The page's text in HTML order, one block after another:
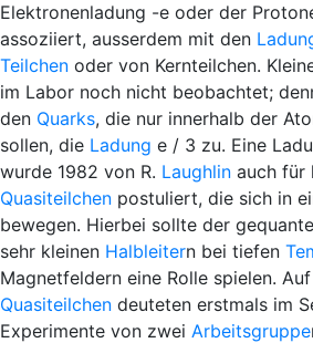
Elektronenladung -e oder der
assoziiert, ausserdem mit den
Teilchen oder von Kernteilchen.
im Labor noch nicht beobachtet;
den Quarks, die nur innerhalb der
sollen, die Ladung e / 3 zu. Eine
wurde 1982 von R. Laughlin auch für
Quasiteilchen postuliert, die sich in
bewegen. Hierbei sollte der
sehr kleinen Halbleitern bei tiefen
Magnetfeldern eine Rolle spielen.
Quasiteilchen deuteten erstmals im
Experimente von zwei Arbeitsgruppe